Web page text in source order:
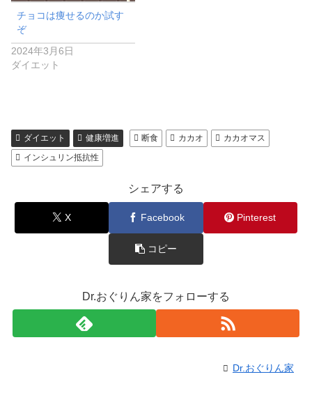
チョコは痩せるのか試す
ぞ
2024年3月6日
ダイエット
ダイエット 健康増進 断食 カカオ
カカオマス
インシュリン抵抗性
シェアする
X Facebook Pinterest
コピー
Dr.おぐりん家をフォローする
Dr.おぐりん家